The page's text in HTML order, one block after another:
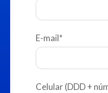
E-mail*
Celular (DDD +